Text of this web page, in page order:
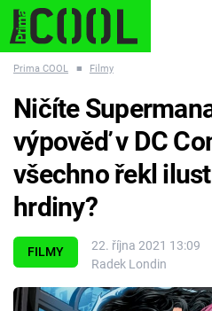
ESCAPE PLNEJ KOTEL
Témata
Filmy
Prima COOL ■ Filmy
FILMY
22. října 2021 13:09
Radek Londin
Ničíte
výpověď v DC
všechno řekl
hrdiny?